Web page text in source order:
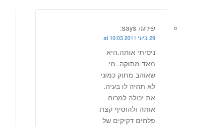
פירגה says:
29 ביוני 2011 at 10:03
ניסיתי אותה.היא
מאד מתוקה. מי
שאוהב מתוק כמוני
לא תהיה לו בעיה.
את יכולה למרוח
אותה ולהוסיף קצת
פלחים דקיקים של